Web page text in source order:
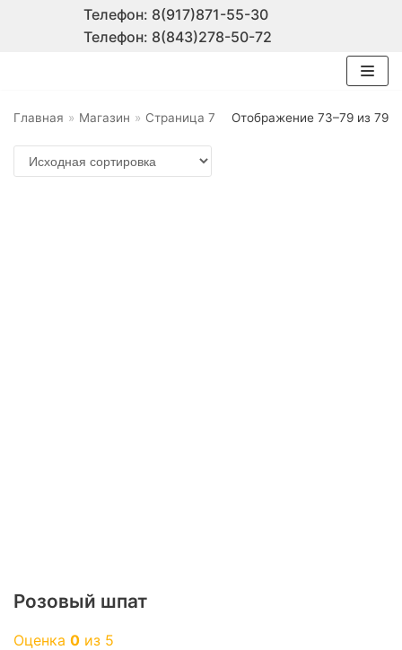
Телефон: 8(917)871-55-30
Телефон: 8(843)278-50-72
Главная » Магазин » Страница 7 Отображение 73–79 из 79
Розовый шпат
Оценка 0 из 5